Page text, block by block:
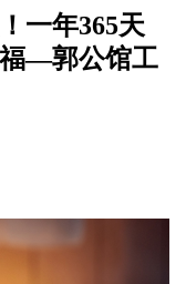
一年365天
—郭公馆工